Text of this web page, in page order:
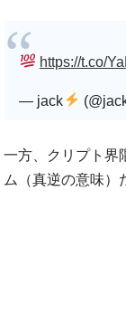
https://t.co/
— jack
一方、クリプト界
ム（真逆の意味）